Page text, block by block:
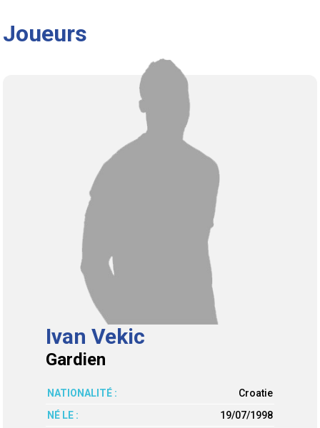
Joueurs
Ivan Vekic
Gardien
NATIONALITÉ :
Croatie
NÉ LE :
19/07/1998